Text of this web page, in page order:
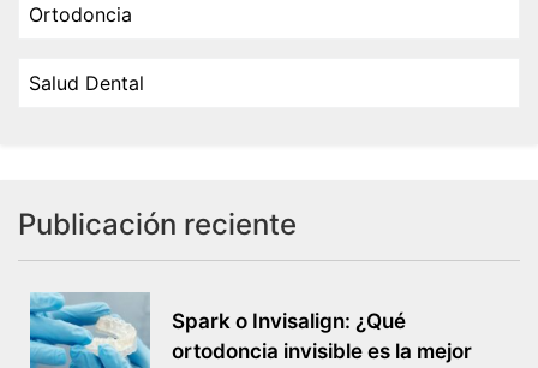
Ortodoncia
Salud Dental
Publicación reciente
Spark o Invisalign: ¿Qué
ortodoncia invisible es la mejor